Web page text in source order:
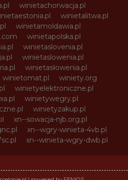
winietachorwacja.pl
winietalitwa.pl
winietamoldawia.pl
winietapolska.pl
winietaslovenia.pl
winietaslowenia.pl
winietasłowenia.pl
winietomat.pl
winiety.org
winietyelektroniczne.pl
winietywegry.pl
winietyzakup.pl
xn--sowacja-njb.org.pl
xn--wgry-winieta-4vb.pl
xn--winieta-wgry-dwb.pl